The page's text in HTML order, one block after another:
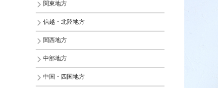
関東地方
信越・北陸地方
関西地方
中部地方
中国・四国地方